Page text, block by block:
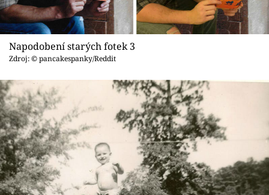
Napodobení starých fotek 3
Zdroj: © pancakespanky/Reddit